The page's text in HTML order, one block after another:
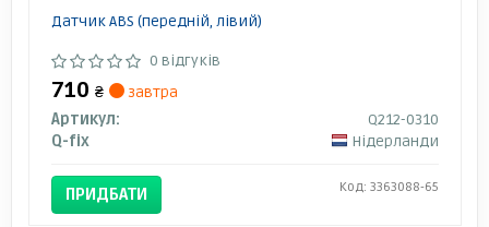
Датчик ABS (передній, лівий)
0 відгуків
710 ₴
завтра
Артикул:
Q212-0310
Q-fix
Нідерланди
ПРИДБАТИ Код: 3363088-65